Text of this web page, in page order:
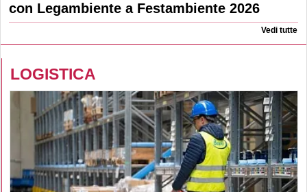
con Legambiente a Festambiente 2026
Vedi tutte
LOGISTICA